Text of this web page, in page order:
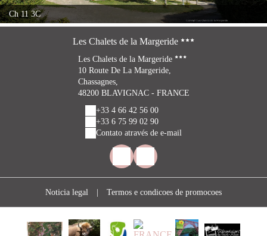
Ch 11 3C
Les Chalets de la Margeride
Les Chalets de la Margeride
10 Route De La Margeride,
Chassagnes,
48200 BLAVIGNAC - FRANCE
+33 4 66 42 56 00
+33 6 75 99 02 90
Contato através de e-mail
Noticia legal Termos e condicoes de promocoes